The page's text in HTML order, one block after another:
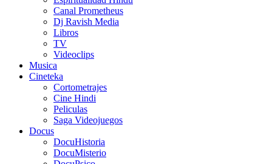
Canal Prometheus
Dj Ravish Media
Libros
TV
Videoclips
Musica
Cineteka
Cortometrajes
Cine Hindi
Peliculas
Saga Videojuegos
Docus
DocuHistoria
DocuMisterio